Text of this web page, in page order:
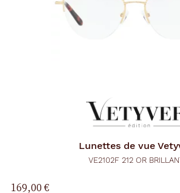
Lunettes de vue
VE2102F 212 OR
169,00 €